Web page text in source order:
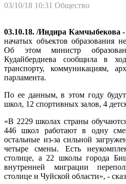
03/10/18 10:31 Общество
03.10.18. /Индира Камчыбекова
начатых объектов образования
Об этом министр
Кудайбердиева сообщила в
транспорту, коммуникациям,
парламента.
По ее данным, в этом году
школ, 12 спортивных залов, 4
«В 2229 школах страны
446 школ работают в одну
остальные из-за сильной
четыре смены. Есть
столице, а 22 школы города
внутренней миграции
столице и Чуйской области», -